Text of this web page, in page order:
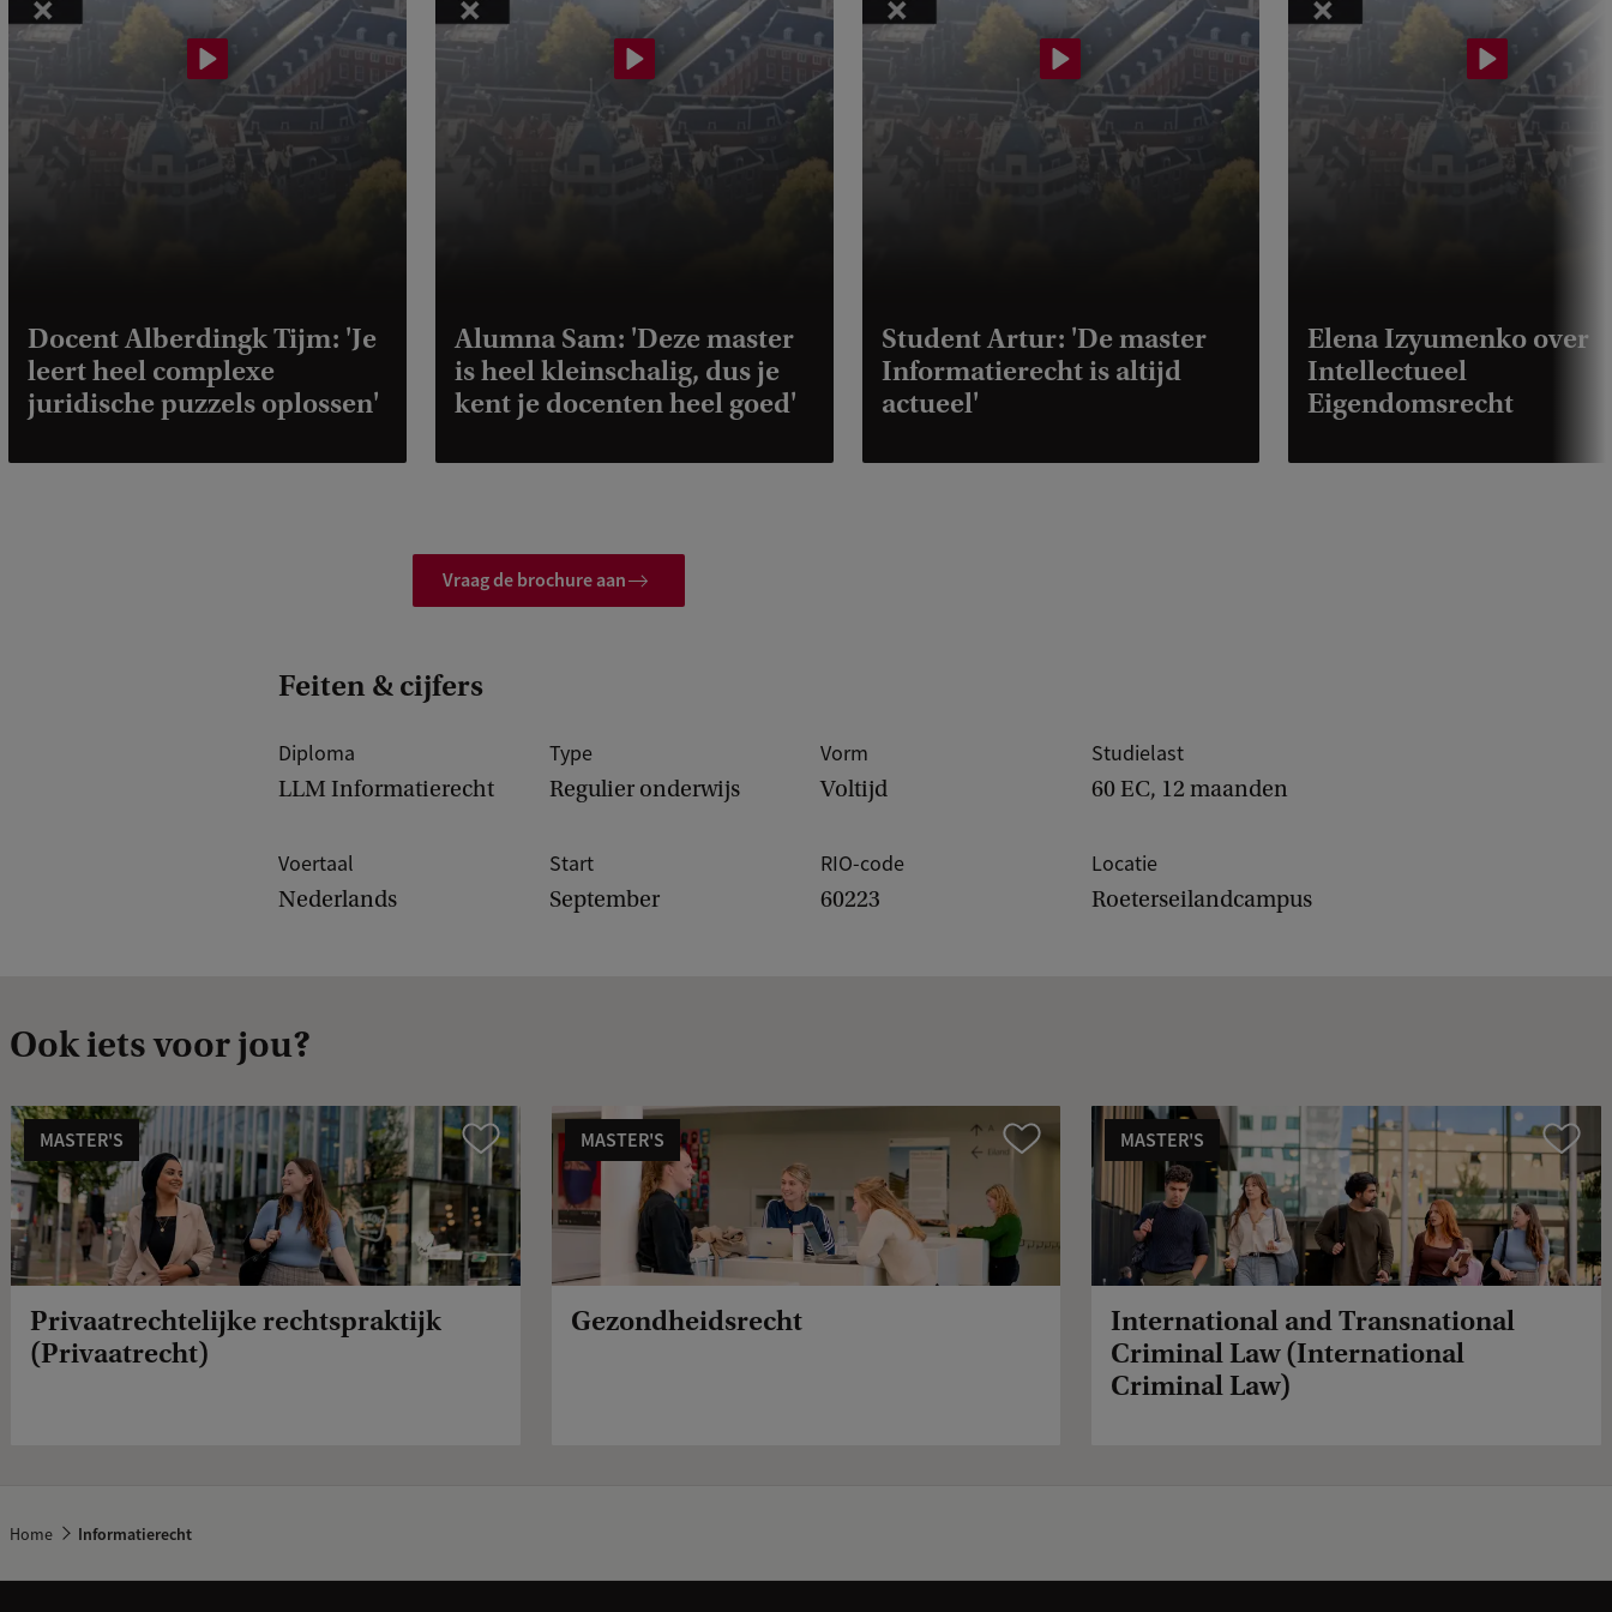
E
e
c
h
d
Docent Alberdingk Tijm: 'Je
leert heel complexe
juridische puzzels oplossen'
Alumna Sam: 'Deze master
is heel kleinschalig, dus je
kent je docenten heel goed'
Student Artur: 'De master
Informatierecht is altijd
actueel'
Elena Izyumenko over
Intellectueel
Eigendomsrecht
Vraag de brochure aan
Feiten & cijfers
Diploma
LLM Informatierecht
Type
Regulier onderwijs
Vorm
Voltijd
Studielast
60 EC, 12 maanden
Voertaal
Nederlands
Start
September
RIO-code
60223
Locatie
Roeterseilandcampus
Ook iets voor jou?
Compare
MASTER'S
Privaatrechtelijke rechtspraktijk
(Privaatrecht)
Compare
MASTER'S
Gezondheidsrecht
Compare
MASTER'S
International and Transnational
Criminal Law (International
Criminal Law)
Home Informatierecht